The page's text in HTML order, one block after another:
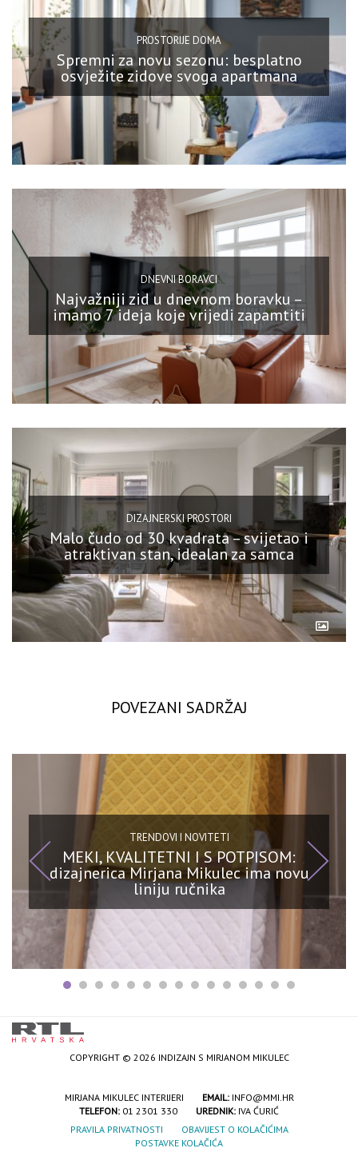
PROSTORIJE DOMA
Spremni za novu sezonu: besplatno
osvježite zidove svoga apartmana
DNEVNI BORAVCI
Najvažniji zid u dnevnom boravku –
imamo 7 ideja koje vrijedi zapamtiti
DIZAJNERSKI PROSTORI
Malo čudo od 30 kvadrata – svijetao i
atraktivan stan, idealan za samca
POVEZANI SADRŽAJ
TRENDOVI I NOVITETI
MEKI, KVALITETNI I S POTPISOM:
dizajnerica Mirjana Mikulec ima novu
liniju ručnika
COPYRIGHT © 2026 INDIZAJN S MIRJANOM MIKULEC
MIRJANA MIKULEC INTERIJERI EMAIL: INFO@MMI.HR
TELEFON: 01 2301 330 UREDNIK: IVA ĆURIĆ
PRAVILA PRIVATNOSTI
OBAVIJEST O KOLAČIĆIMA
POSTAVKE KOLAČIĆA